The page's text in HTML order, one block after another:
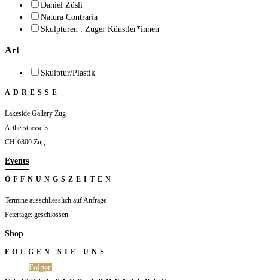
Daniel Züsli
Natura Contraria
Skulpturen : Zuger Künstler*innen
Art
Skulptur/Plastik
ADRESSE
Lakeside Gallery Zug
Artherstrasse 3
CH-6300 Zug
Events
ÖFFNUNGSZEITEN
Termine ausschliesslich auf Anfrage
Feiertage: geschlossen
Shop
FOLGEN SIE UNS
Folgen